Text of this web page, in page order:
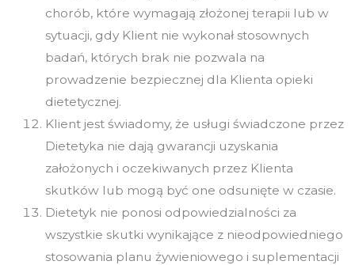
chorób, które wymagają złożonej terapii lub w
sytuacji, gdy Klient nie wykonał stosownych
badań, których brak nie pozwala na
prowadzenie bezpiecznej dla Klienta opieki
dietetycznej.
Klient jest świadomy, że usługi świadczone przez
Dietetyka nie dają gwarancji uzyskania
założonych i oczekiwanych przez Klienta
skutków lub mogą być one odsunięte w czasie.
Dietetyk nie ponosi odpowiedzialności za
wszystkie skutki wynikające z nieodpowiedniego
stosowania planu żywieniowego i suplementacji